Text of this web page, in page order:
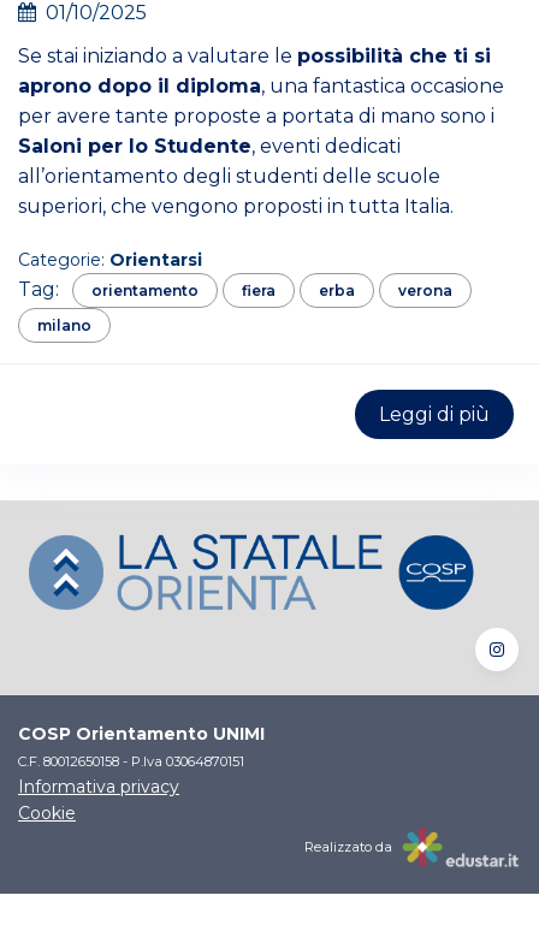
01/10/2025
Se stai iniziando a valutare le possibilità che ti si
aprono dopo il diploma, una fantastica occasione
per avere tante proposte a portata di mano sono i
Saloni per lo Studente, eventi dedicati
all’orientamento degli studenti delle scuole
superiori, che vengono proposti in tutta Italia.
In queste m...
Categorie: Orientarsi
Tag: orientamento fiera erba
verona
milano
Leggi di più
COSP Orientamento UNIMI
C.F. 80012650158 - P.Iva 03064870151
Informativa privacy
Cookie
Realizzato da